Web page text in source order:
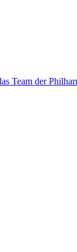
Team der